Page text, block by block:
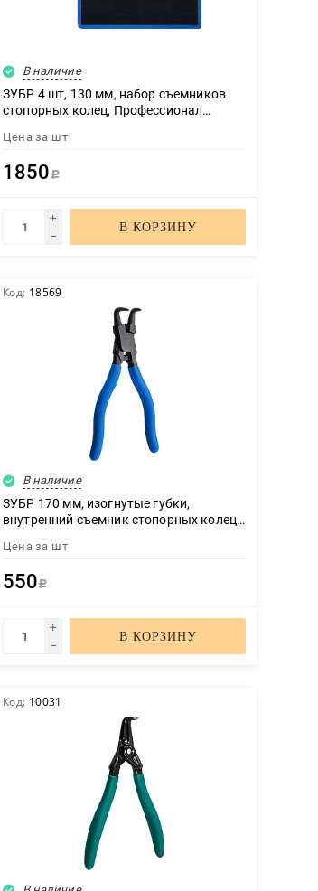
В наличие
ЗУБР 4 шт, 130 мм, набор съемников
стопорных колец, Профессионал
Цена за шт
1850 Р
В КОРЗИНУ
Код: 18569
В наличие
ЗУБР 170 мм, изогнутые губки,
внутренний съемник стопорных колец,
Цена за шт
550 Р
В КОРЗИНУ
Код: 10031